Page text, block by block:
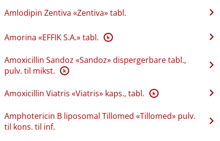
Amlodipin Zentiva «Zentiva» tabl.
Amorina «EFFIK S.A.» tabl. K
Amoxicillin Sandoz «Sandoz» dispergerbare tabl.,
pulv. til mikst. K
Amoxicillin Viatris «Viatris» kaps., tabl. K
Amphotericin B liposomal Tillomed «Tillomed» pulv.
til kons. til inf.